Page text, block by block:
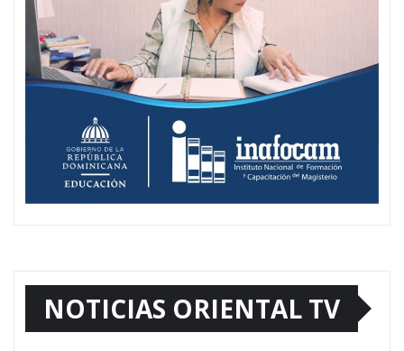
NOTICIAS ORIENTAL TV